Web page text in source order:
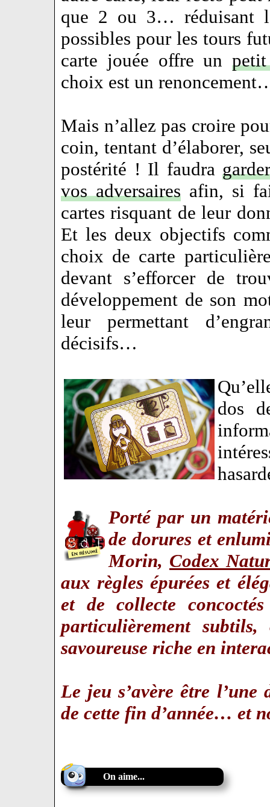
que 2 ou 3… réduisant
possibles pour les tours
carte jouée offre un petit
choix est un
Mais n’allez pas croire
coin, tentant d’élaborer,
postérité ! Il faudra
vos adversairesafin, si
cartes risquant de leur
Et les deux objectifs
choix de carte
devant s’efforcer de
développement de son
leur permettant
décisifs…
dos
Porté par un
de dorures et
Morin, Codex
aux règles épurées et
et de collecte
particulièrement
savoureuse riche en
Le jeu s’avère être l’une
de cette fin d’année… et
On aime...